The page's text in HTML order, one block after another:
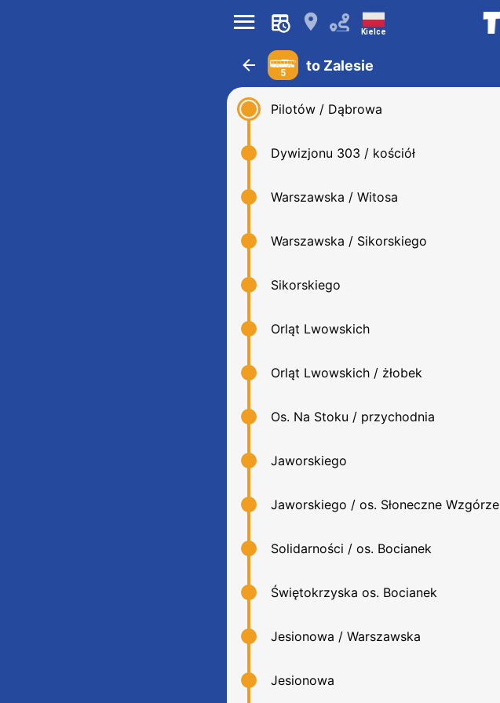
󰍜 󰍎 Kielce
󰁍 5 to Zalesie
Pilotów / Dąbrowa
Dywizjonu 303 / kościół
Warszawska / Witosa
Warszawska / Sikorskiego
Sikorskiego
Orląt Lwowskich
Orląt Lwowskich / żłobek
Os. Na Stoku / przychodnia
Jaworskiego
Jaworskiego / os. Słoneczne Wzgórze
Solidarności / os. Bocianek
Świętokrzyska os. Bocianek
Jesionowa / Warszawska
Jesionowa